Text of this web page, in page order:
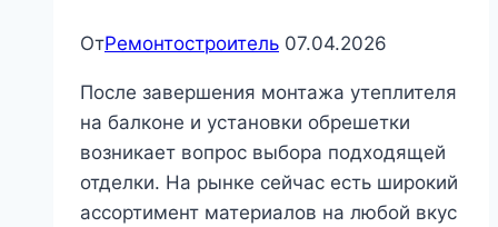
ОтРемонтостроитель 07.04.2026
После завершения монтажа утеплителя
на балконе и установки обрешетки
возникает вопрос выбора подходящей
отделки. На рынке сейчас есть широкий
ассортимент материалов на любой вкус